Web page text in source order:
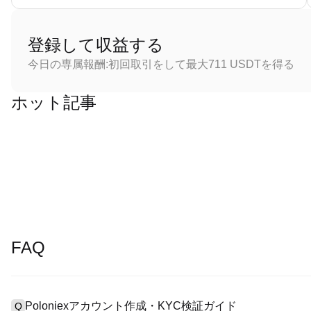
登録して収益する
今日の専属報酬:初回取引をして最大711 USDTを得る
ホット記事
FAQ
Q Poloniexアカウント作成・KYC検証ガイド